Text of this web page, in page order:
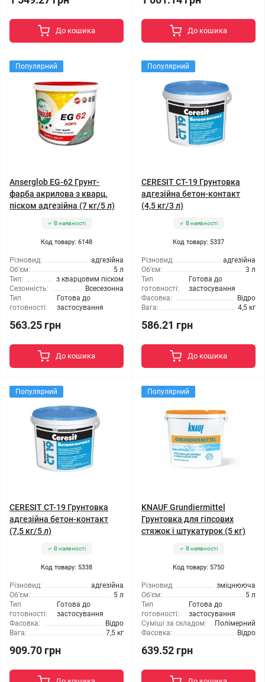
До кошика До кошика
Популярний
Anserglob EG-62 Грунт-
фарба акрилова з кварц.
піском адгезійна (7 кг/5 л)
В наявності
Код товару: 6148
Різновид:
адгезійна
Об'єм:
5 л
Тип:
з кварцовим піском
Сезонність:
Всесезонна
Тип
готовності:
Готова до
застосування
563.25 грн
До кошика
Популярний
CERESIT CT-19 Грунтовка
адгезійна бетон-контакт
(4,5 кг/3 л)
В наявності
Код товару: 5337
Різновид:
адгезійна
Об'єм:
3 л
Тип
готовності:
Готова до
застосування
Фасовка:
Відро
Вага:
4,5 кг
586.21 грн
До кошика
Популярний
CERESIT CT-19 Грунтовка
адгезійна бетон-контакт
(7,5 кг/5 л)
В наявності
Код товару: 5338
Різновид:
адгезійна
Об'єм:
5 л
Тип
готовності:
Готова до
застосування
Фасовка:
Відро
Вага:
7,5 кг
909.70 грн
Популярний
KNAUF Grundiermittel
Грунтовка для гіпсових
стяжок і штукатурок (5 кг)
В наявності
Код товару: 5750
Різновид:
зміцнююча
Об'єм:
5 л
Тип
готовності:
Готова до
застосування
Суміші за складом:
Полімерний
Фасовка:
Відро
639.52 грн